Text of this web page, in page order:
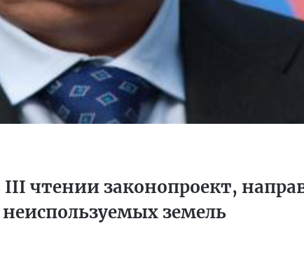
чтении законопроект,
земель